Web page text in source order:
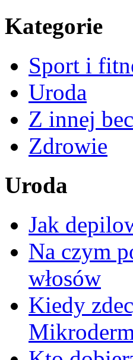
Kategorie
Sport i
Uroda
Z innej
Zdrowie
Uroda
Jak
Na czym
włosów
Kiedy